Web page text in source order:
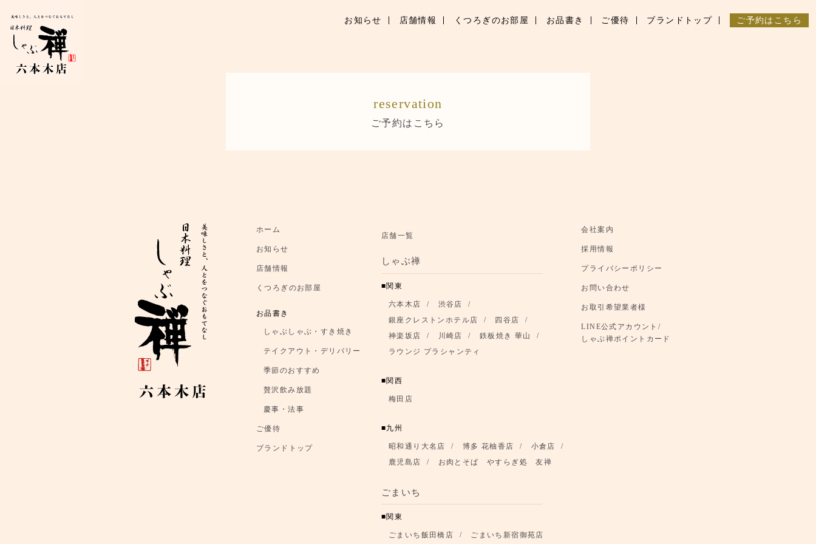
くつろぎのお部屋
ご予約はこちら
お知らせ 店舗情報 くつろぎのお部屋 お品書き ご優待 ブランドトップ ご予約はこちら
reservation
ご予約はこちら
ホーム
お知らせ
店舗情報
くつろぎのお部屋
お品書き
しゃぶしゃぶ・すき焼き
テイクアウト・デリバリー
季節のおすすめ
贅沢飲み放題
慶事・法事
ご優待
ブランドトップ
店舗一覧
しゃぶ禅
関東
六本木店
渋谷店
銀座クレストンホテル店
四谷店
神楽坂店
川崎店
鉄板焼き 華山
ラウンジ プラシャンティ
関西
梅田店
九州
昭和通り大名店 博多 花柚香店
小倉店
鹿児島店
お肉とそば やすらぎ処 友禅
ごまいち
関東
ごまいち飯田橋店 ごまいち新宿御苑店
会社案内
採用情報
プライバシーポリシー
お問い合わせ
お取引希望業者様
LINE公式アカウント/
しゃぶ禅ポイントカード